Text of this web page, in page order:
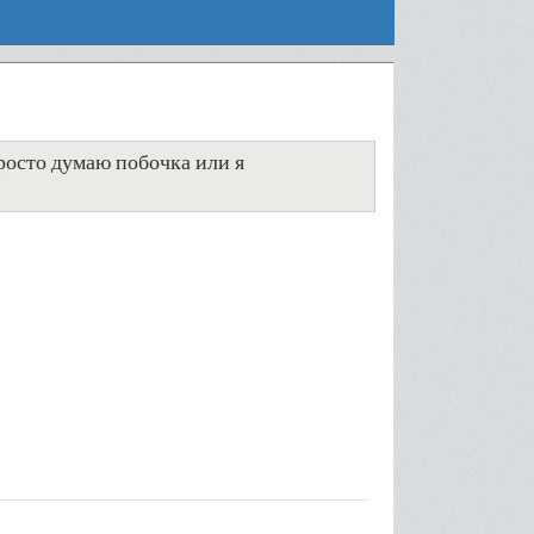
думаю побочка или я